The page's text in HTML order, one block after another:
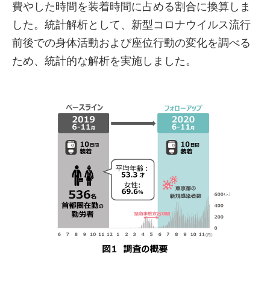
費やした時間を装着時間に占める割合に換算しま
した。統計解析として、新型コロナウイルス流行
前後での身体活動および座位行動の変化を調べる
ため、統計的な解析を実施しました。